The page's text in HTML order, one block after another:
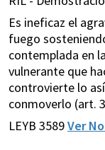
Es ineficaz el
fuego
contemplada en
vulnerante que
controvierte lo
conmoverlo (art.
LEYB 3589Ver